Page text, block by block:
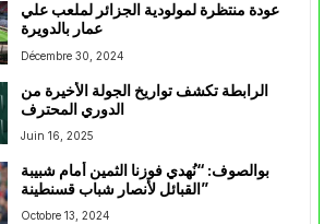
عودة منتظرة لمولودية الجزائر لملعب علي
عمار بالدويرة
Décembre 30, 2024
الرابطة تكشف تواريخ الجولة الأخيرة من
الدوري المحترف
Juin 16, 2025
بوالصوف: “نُهدي فوزنا الثمين أمام شبيبة
القبائل لأنصار شباب قسنطينة”
Octobre 13, 2024